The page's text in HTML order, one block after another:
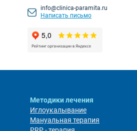
info@clinica-paramita.ru
Написать письмо
Методики лечения
Иглоукалывание
Мануальная терапия